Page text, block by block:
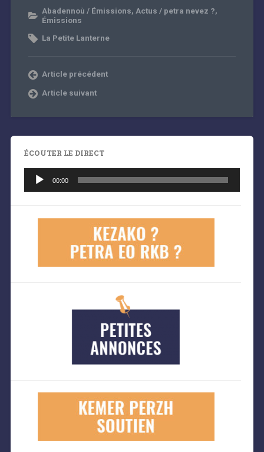
Abadennoù / Émissions, Actus / petra nevez ?,
Émissions
La Petite Lanterne
Article précédent
Article suivant
ÉCOUTER LE DIRECT
Lecteur
audio
00:00